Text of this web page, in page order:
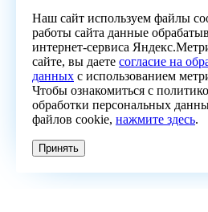
Наш сайт используем файлы
работы сайта данные
интернет-сервиса
сайте, вы даете согласие на
данных с использованием
Чтобы ознакомиться с
обработки персональных
файлов cookie, нажмите здесь.
Принять